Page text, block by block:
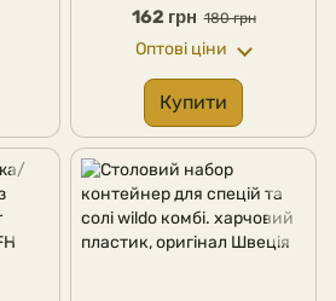
outdoor нержавіюча
162 грн 180 грн
Оптові ціни
Купити